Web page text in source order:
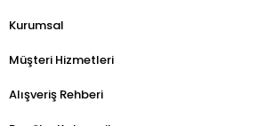
Kurumsal
Müşteri Hizmetleri
Alışveriş Rehberi